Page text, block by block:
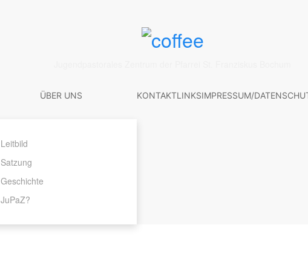
ÜBER UNS
Leitbild
Satzung
Geschichte
JuPaZ?
KONTAKTLINKSIMPRESSUM/